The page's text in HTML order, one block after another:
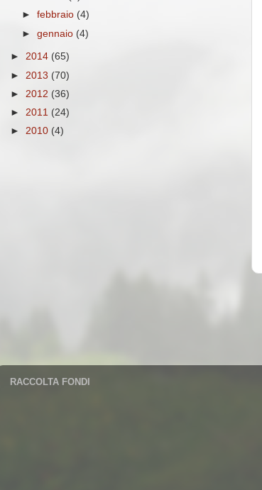
►febbraio (4)
►gennaio (4)
► 2014 (65)
► 2013 (70)
► 2012 (36)
► 2011 (24)
► 2010 (4)
RACCOLTA FONDI